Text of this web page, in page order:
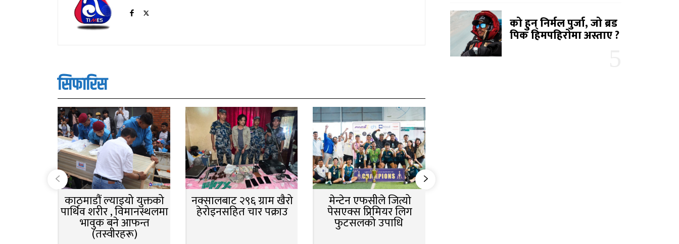
सिफारिस
काठमाडौं ल्याइयो युक्तको
पार्थिव शरीर , विमानस्थलमा
भावुक बने आफन्त
(तस्वीरहरू)
नक्सालबाट २९६ ग्राम खैरो
हेरोइनसहित चार पक्राउ
मेन्टेन एफसीले जित्यो
पेसएक्स प्रिमियर लिग
फुटसलको उपाधि
को हुन् निर्मल पुर्जा, जो ब्रड
पिक हिमपहिरोमा अस्ताए ?